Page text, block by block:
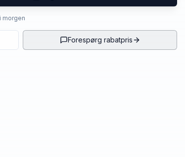
morgen
Forespørg rabatpris